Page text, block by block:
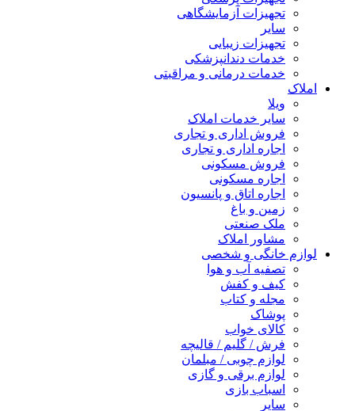
تجهیزات آزمایشگاهی
سایر
تجهیزات زیبایی
خدمات دندانپزشکی
خدمات درمانی و مراقبتی
املاک
ویلا
سایر خدمات املاک
فروش اداری و تجاری
اجاره اداری و تجاری
فروش مسکونی
اجاره مسکونی
اجاره اتاق و پانسیون
زمین و باغ
ملک صنعتی
مشاور املاک
لوازم خانگی و شخصی
تصفیه آب و هوا
کیف و کفش
مجله و کتاب
پوشاک
کالای خواب
فرش / گلیم / قالیچه
لوازم چوبی / مبلمان
لوازم برقی و گازی
اسباب بازی
سایر